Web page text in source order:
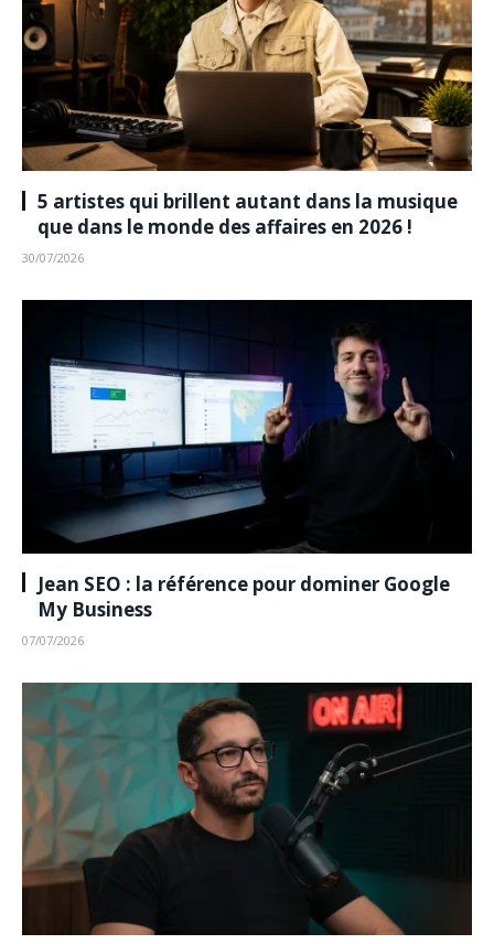
5 artistes qui brillent autant dans la musique
que dans le monde des affaires en 2026 !
30/07/2026
Jean SEO : la référence pour dominer Google
My Business
07/07/2026